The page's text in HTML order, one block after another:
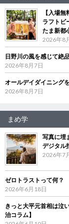
【入場
ラフトビ
たま新都
2026年8
日野川の風を感じて絶
2026年8月7日
オールデイダイニング
2026年8月7日
まめ学
写真に埋
デジタル
2026年7
ゼロトラストって何？
2026年6月18日
きっと大平元首相は泣
治コラム】